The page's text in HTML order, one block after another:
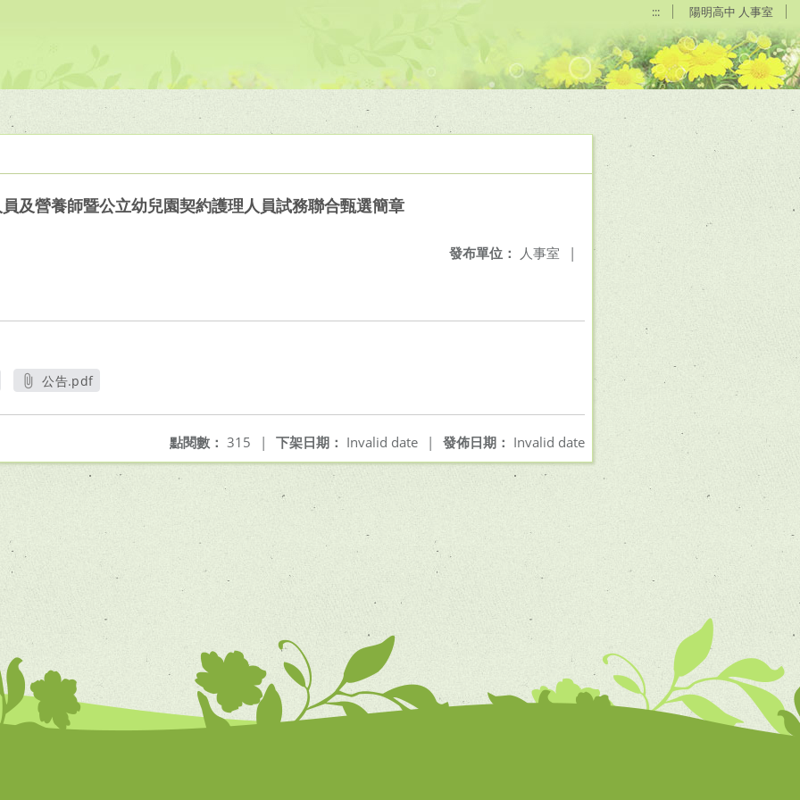
::: 陽明高中 人事室
及營養師暨公立幼兒園契約護理人員試務聯合甄選簡章
發布單位： 人事室 |
公告.pdf
發佈日期： Invalid date
下架日期： Invalid date |
點閱數： 315 |